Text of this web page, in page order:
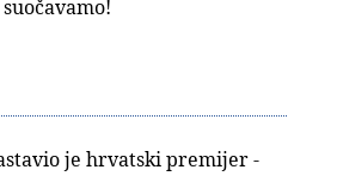
je hrvatski premijer -